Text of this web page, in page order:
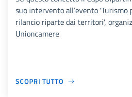
suo intervento all’evento 'Turismo
rilancio riparte dai territori',
Unioncamere
SCOPRI TUTTO